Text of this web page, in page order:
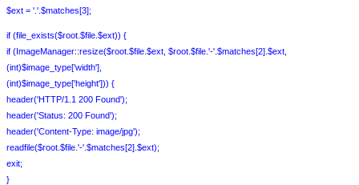
$ext = '.'.$matches[3];
if (file_exists($root.$file.$ext)) {
if (ImageManager::resize($root.$file.$ext, $root.$file.'-'.$matches[2].$ext,
(int)$image_type['width'],
(int)$image_type['height'])) {
header('HTTP/1.1 200 Found');
header('Status: 200 Found');
header('Content-Type: image/jpg');
readfile($root.$file.'-'.$matches[2].$ext);
exit;
}